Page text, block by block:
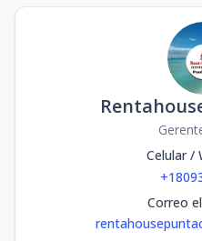
Celular /
Correo